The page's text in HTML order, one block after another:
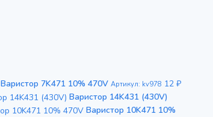
Варистор 7K471 10% 470V Артикул: kv978 12 ₽
Варистор 14K431 (430V)
Варистор 10K471 10%